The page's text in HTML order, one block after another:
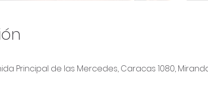
Principal de las Mercedes, Caracas 1080,